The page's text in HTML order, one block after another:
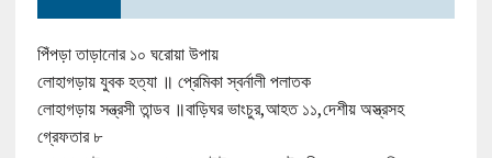
পিঁপড়া তাড়ানোর ১০ ঘরোয়া উপায়
লোহাগড়ায় যুবক হত্যা ॥ প্রেমিকা স্বর্নালী পলাতক
লোহাগড়ায় সন্ত্রসী তান্ডব ॥বাড়িঘর ভাংচুর,আহত ১১,দেশীয় অস্ত্রসহ
গ্রেফতার ৮